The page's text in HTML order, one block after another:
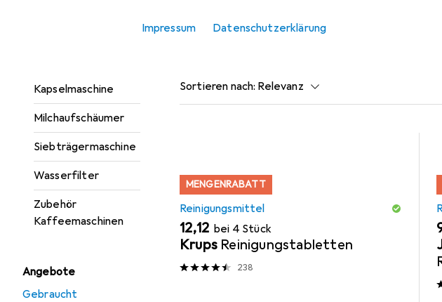
Impressum Datenschutzerklärung
Kapselmaschine
Milchaufschäumer
Siebträgermaschine
Wasserfilter
Zubehör
Kaffeemaschinen
Angebote
Gebraucht
Sortieren nach: Relevanz
MENGENRABATT
Reinigungsmittel
EUR
12,12 bei 4 Stück
Krups Reinigungstabletten
238